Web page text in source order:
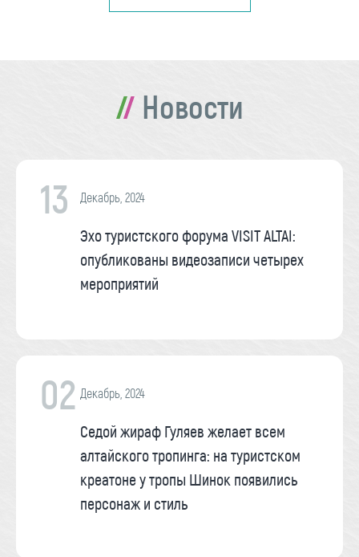
Новости
13 Декабрь, 2024
Эхо туристского форума VISIT ALTAI:
опубликованы видеозаписи четырех
мероприятий
02 Декабрь, 2024
Седой жираф Гуляев желает всем
алтайского тропинга: на туристском
креатоне у тропы Шинок появились
персонаж и стиль